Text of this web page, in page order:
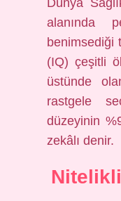
Dünya
alanında
benimsediği
(IQ) çeşitli
üstünde
rastgele
düzeyinin
zekâlı denir.